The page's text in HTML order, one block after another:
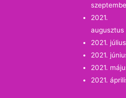
2021.
augusztus
2021. július
2021.
2021.
2021.